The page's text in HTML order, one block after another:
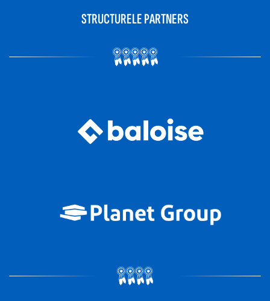
STRUCTURELE PARTNERS